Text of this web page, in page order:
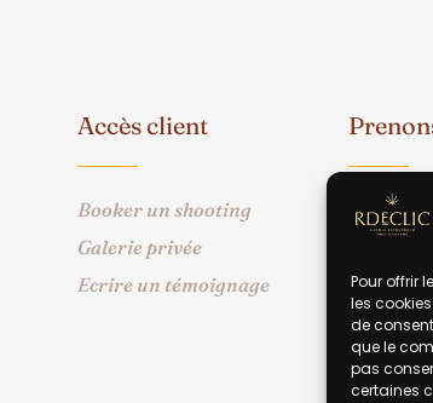
Pour offrir
les
de
que le
pas
certaines
Accès client
Booker un shooting
Galerie privée
Ecrire un témoignage
06